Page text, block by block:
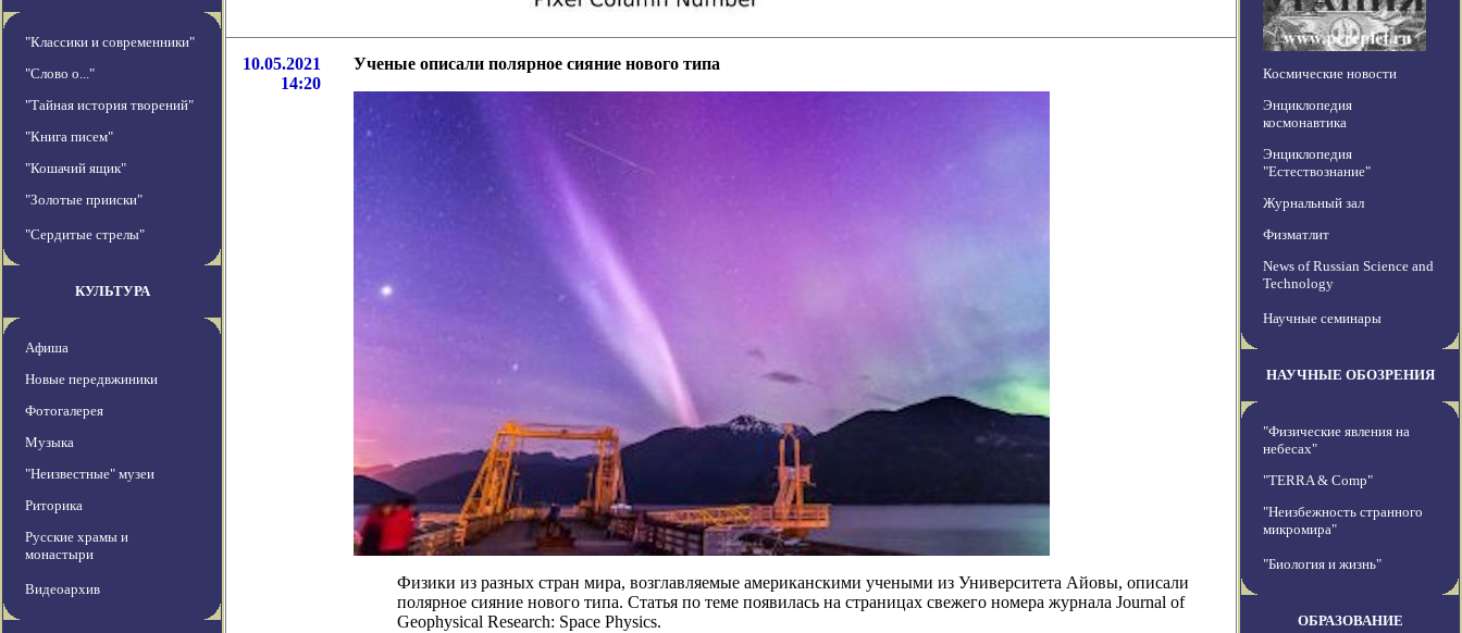
"Классики и современники"
"Слово о..."
"Тайная история творений"
"Книга писем"
"Кошачий ящик"
"Золотые прииски"
"Сердитые стрелы"
КУЛЬТУРА
Афиша
Новые передвжиники
Фотогалерея
Музыка
"Неизвестные" музеи
Риторика
Русские храмы и
монастыри
Видеоархив
10.05.2021
14:20
Ученые описали полярное сияние нового типа
Физики из разных стран мира, возглавляемые американскими учеными из Университета Айовы, описали
полярное сияние нового типа. Статья по теме появилась на страницах свежего номера журнала Journal of
Geophysical Research: Space Physics.
Космические новости
Энциклопедия
космонавтика
Энциклопедия
"Естествознание"
Журнальный зал
Физматлит
News of Russian Science and
Technology
Научные семинары
НАУЧНЫЕ ОБОЗРЕНИЯ
"Физические явления на
небесах"
"TERRA & Comp"
"Неизбежность странного
микромира"
"Биология и жизнь"
ОБРАЗОВАНИЕ